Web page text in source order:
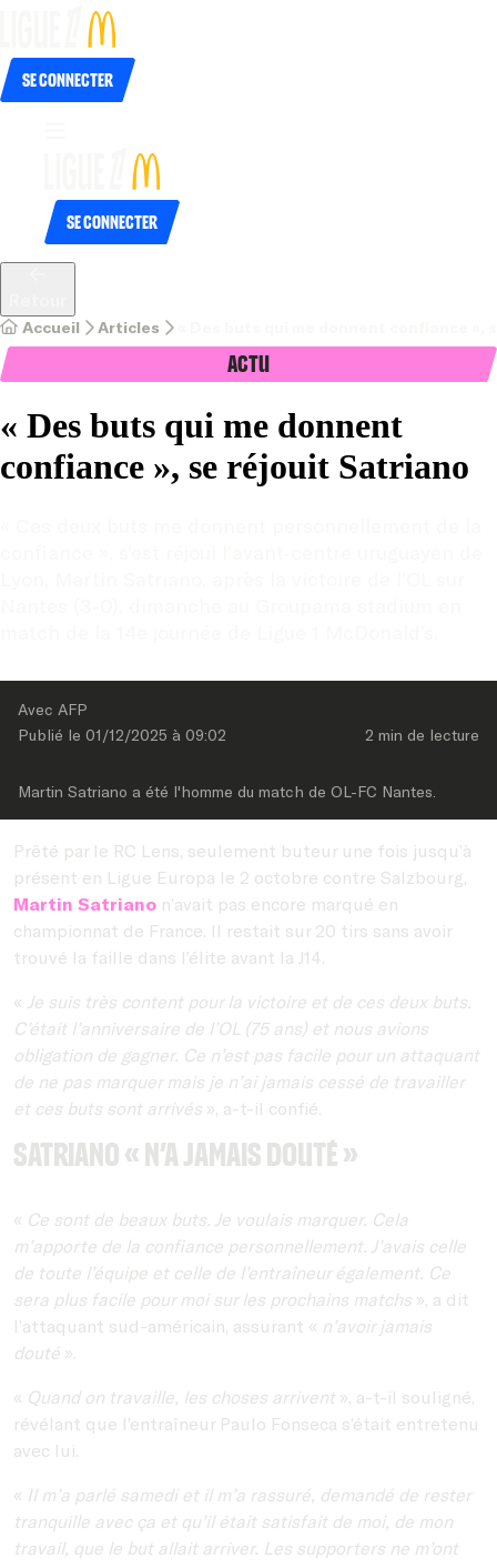
Se connecter
Se connecter
Accueil Articles
Actu
« Des buts qui me donnent
confiance », se réjouit Satriano
Avec AFP
Publié le 01/12/2025 à 09:02 2 min de lecture
Martin Satriano a été l'homme du match de OL-FC Nantes.
Prêté par le RC Lens, seulement buteur une fois jusqu’à
présent en Ligue Europa le 2 octobre contre Salzbourg,
Martin Satriano n’avait pas encore marqué en
championnat de France. Il restait sur 20 tirs sans avoir
trouvé la faille dans l’élite avant la J14.
« Je suis très content pour la victoire et de ces deux buts.
C’était l’anniversaire de l’OL (75 ans) et nous avions
obligation de gagner. Ce n’est pas facile pour un attaquant
de ne pas marquer mais je n’ai jamais cessé de travailler
et ces buts sont arrivés », a-t-il confié.
Satriano « n’a jamais douté »
« Ce sont de beaux buts. Je voulais marquer. Cela
m’apporte de la confiance personnellement. J’avais celle
de toute l’équipe et celle de l’entraîneur également. Ce
sera plus facile pour moi sur les prochains matchs », a dit
l’attaquant sud-américain, assurant « n’avoir jamais
douté ».
« Quand on travaille, les choses arrivent», a-t-il souligné,
révélant que l’entraîneur Paulo Fonseca s’était entretenu
avec lui.
« Il m’a parlé samedi et il m’a rassuré, demandé de rester
tranquille avec ça et qu’il était satisfait de moi, de mon
travail, que le but allait arriver. Les supporters ne m’ont